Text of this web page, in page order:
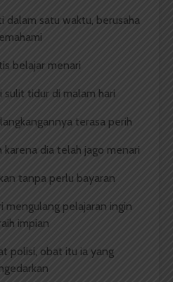
dalam satu waktu, berusaha
belajar menari
sulit tidur di malam hari
terasa perih
karena dia telah jago menari
tanpa perlu bayaran
mengulang pelajaran ingin
impian
polisi, obat itu ia yang